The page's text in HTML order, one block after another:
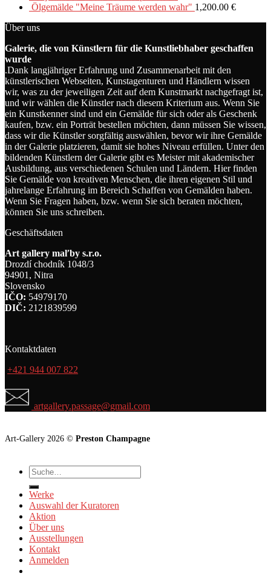
Ölgemälde "Meine Träume werden wahr" 1,200.00 €
Über uns
Galerie, die von Künstlern für die Kunstliebhaber geschaffen
wurde
.Dank langjähriger Erfahrung und Zusammenarbeit mit den
künstlerischen Webseiten, Kunstagenturen und Händlern wissen
wir, was zu der jeweiligen Zeit auf dem Kunstmarkt nachgefragt ist,
und wir wählen die Künstler nach diesem Kriterium aus. Wenn Sie
ein Kunstkenner sind und ein Gemälde für sich oder als Geschenk
kaufen, bzw. ein Porträt bestellen möchten, dann müssen Sie wissen,
dass wir die Künstler sorgfältig auswählen, bevor wir ihre Gemälde
in der Galerie platzieren, damit sie hohes Niveau erfüllen. Unter den
bildenden Künstlern der Galerie gibt es Meister mit akademischer
Ausbildung, aus verschiedenen Schulen und Ländern. Hier finden
Sie Gemälde von kreativen Menschen, die ihren eigenen Stil und
jahrelange Erfahrung im Bereich Schaffen von Gemälden haben.
Wenn Sie Fragen haben, bzw. wenn Sie sich beraten möchten,
können Sie uns schreiben.
Geschäftsdaten
Art gallery maľby s.r.o.
Drozdí chodník 1048/3
94901, Nitra
Slovensko
IČO: 54979170
DIČ: 2121839599
Kontaktdaten
+421 944 007 822
artgallery.passage@gmail.com
Art-Gallery 2026 © Preston Champagne
Suche
nach:
Werke
Auswahl der Kuratoren
Aktion
Über uns
Ausstellungen
Kontakt
Anmelden